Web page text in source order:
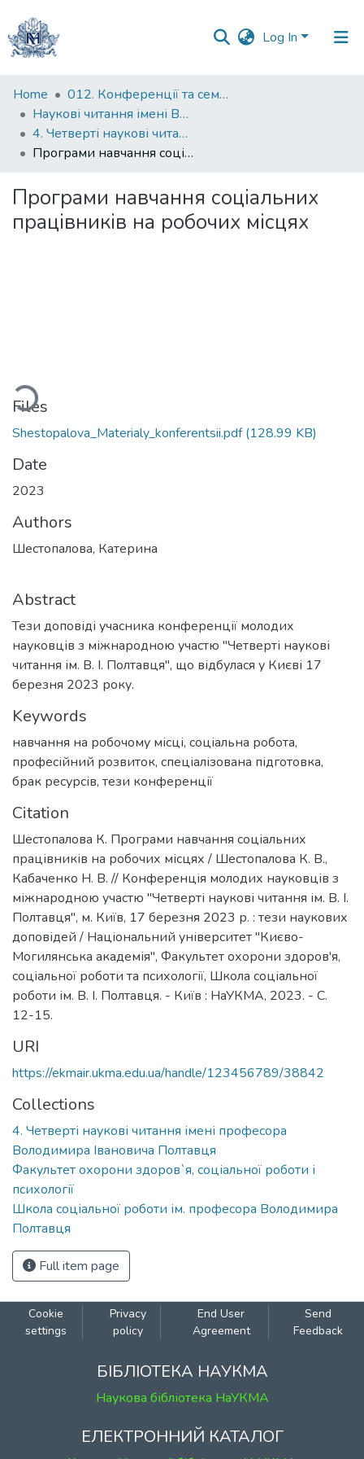
Log In
Communities
&
Collections
All of DSpace
Statistics
Home
012. Конференції та семінари НаУКМА
Наукові читання імені Володимира Івановича Полтавця
4. Четверті наукові читання імені професора Володимира Івановича Полтавця
Програми навчання соціальних працівників на робочих місцях
Програми навчання соціальних
працівників на робочих місцях
Files
Shestopalova_Materialy_konferentsii.pdf(128.99 KB)
Date
2023
Authors
Шестопалова, Катерина
Abstract
Тези доповіді учасника конференції молодих
науковців з міжнародною участю "Четверті наукові
читання ім. В. І. Полтавця", що відбулася у Києві 17
березня 2023 року.
Keywords
навчання на робочому місці, соціальна робота,
професійний розвиток, спеціалізована підготовка,
брак ресурсів, тези конференції
Citation
Шестопалова К. Програми навчання соціальних
працівників на робочих місцях / Шестопалова К. В.,
Кабаченко Н. В. // Конференція молодих науковців з
міжнародною участю "Четверті наукові читання ім. В. І.
Полтавця", м. Київ, 17 березня 2023 р. : тези наукових
доповідей / Національний університет "Києво-
Могилянська академія", Факультет охорони здоров'я,
соціальної роботи та психології, Школа соціальної
роботи ім. В. І. Полтавця. - Київ : НаУКМА, 2023. - С.
12-15.
URI
https://ekmair.ukma.edu.ua/handle/123456789/38842
Collections
4. Четверті наукові читання імені професора
Володимира Івановича Полтавця
Факультет охорони здоров`я, соціальної роботи і
психології
Школа соціальної роботи ім. професора Володимира
Полтавця
Full item page
Cookie
settings
Privacy
policy
End User
Agreement
Send
Feedback
БІБЛІОТЕКА НАУКМА
Наукова бібліотека НаУКМА
ЕЛЕКТРОННИЙ КАТАЛОГ